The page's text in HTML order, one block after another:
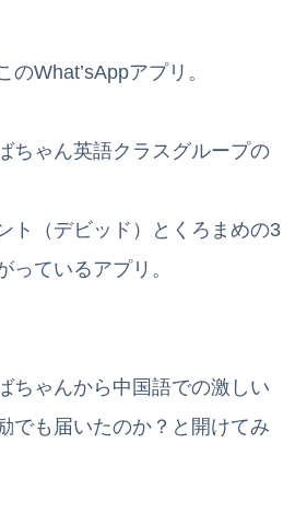
What’sAppアプリ。
ちゃん英語クラスグループの
ト（デビッド）とくろまめの3
っているアプリ。
ちゃんから中国語での激しい
でも届いたのか？と開けてみ